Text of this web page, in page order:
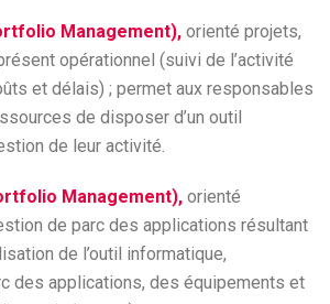
Management), orienté projets,
opérationnel (suivi de l’activité
et délais) ; permet aux responsables
de disposer d’un outil
de leur activité.
Management), orienté
de parc des applications résultant
de l’outil informatique,
des applications, des équipements et